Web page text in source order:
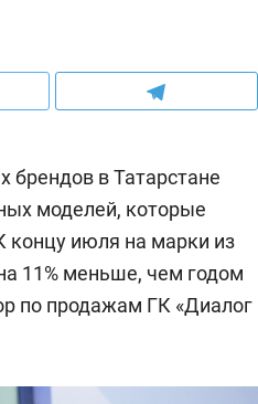
брендов в Татарстане
моделей, которые
концу июля на марки из
11% меньше, чем годом
по продажам ГК «Диалог